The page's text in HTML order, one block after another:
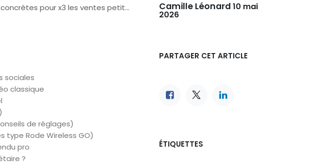
pour x3 les ventes petit budget
sociales
classique
de réglages)
type Rode Wireless GO)
pro
?
Camille Léonard 10 mai
2026
PARTAGER CET ARTICLE
ÉTIQUETTES